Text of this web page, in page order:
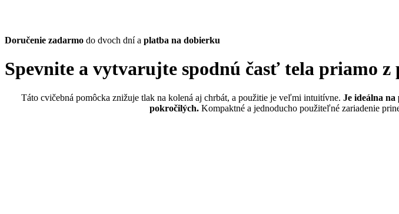
Doručenie zadarmo do dvoch dní a platba na dobierku
Spevnite a vytvarujte spodnú časť tela priamo z
Táto cvičebná pomôcka znižuje tlak na kolená aj chrbát, a použitie je veľmi intuitívne. Je ideálna na
pokročilých. Kompaktné a jednoducho použiteľné zariadenie